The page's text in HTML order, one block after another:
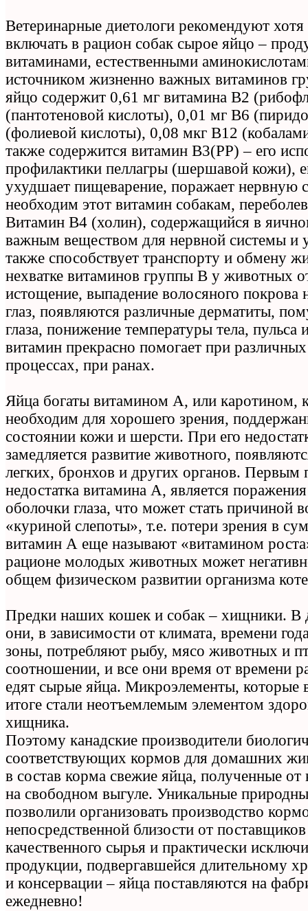
Ветеринарные диетологи рекомендуют
включать в рацион собак сырое яйцо –
витаминами, естественными
источником жизненно важных витаминов
яйцо содержит 0,61 мг витамина B2
(пантотеновой кислоты), 0,01 мг B6
(фолиевой кислоты), 0,08 мкг B12
также содержится витамин B3(PP) – его
профилактики пеллагры (шершавой кожи),
ухудшает пищеварение, поражает нервную
необходим этот витамин собакам,
Витамин В4 (холин), содержащийся в
важным веществом для нервной системы и
также способствует транспорту и обмену
нехватке витаминов группы В у животных
истощение, выпадение волосяного покрова
глаз, появляются различные дерматиты,
глаза, понижение температуры тела, пульса
витамин прекрасно помогает при
процессах, при ранах.
Яйца богаты витамином А, или каротином,
необходим для хорошего зрения,
состоянии кожи и шерсти. При его
замедляется развитие животного,
легких, бронхов и других органов. Первым
недостатка витамина А, является
оболочки глаза, что может стать причиной
«куриной слепоты», т.е. потери зрения в
витамин А еще называют «витамином
рационе молодых животных может
общем физическом развитии организма
Предки наших кошек и собак – хищники. В
они, в зависимости от климата, времени
зоны, потребляют рыбу, мясо животных и
соотношении, и все они время от времени
едят сырые яйца. Микроэлементы, которые
итоге стали неотъемлемым элементом
хищника.
Поэтому канадские производители
соответствующих кормов для домашних
в состав корма свежие яйца, полученные
на свободном выгуле. Уникальные
позволили организовать производство
непосредственной близости от
качественного сырья и практически
продукции, подвергавшейся длительному
и консервации – яйца поставляются на
ежедневно!